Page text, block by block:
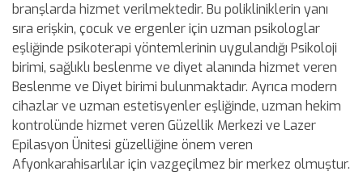
branşlarda hizmet verilmektedir. Bu polikliniklerin yanı
sıra erişkin, çocuk ve ergenler için uzman psikologlar
eşliğinde psikoterapi yöntemlerinin uygulandığı Psikoloji
birimi, sağlıklı beslenme ve diyet alanında hizmet veren
Beslenme ve Diyet birimi bulunmaktadır. Ayrıca modern
cihazlar ve uzman estetisyenler eşliğinde, uzman hekim
kontrolünde hizmet veren Güzellik Merkezi ve Lazer
Epilasyon Ünitesi güzelliğine önem veren
Afyonkarahisarlılar için vazgeçilmez bir merkez olmuştur.